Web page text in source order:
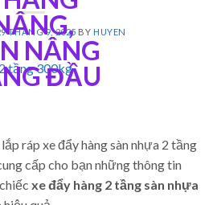
THÁNG 9, 2025 BY HUYEN
ráp xe đẩy hàng sàn nhựa 2 tầng
cấp cho bạn những thông tin
xe đẩy hàng 2 tầng sàn nhựa